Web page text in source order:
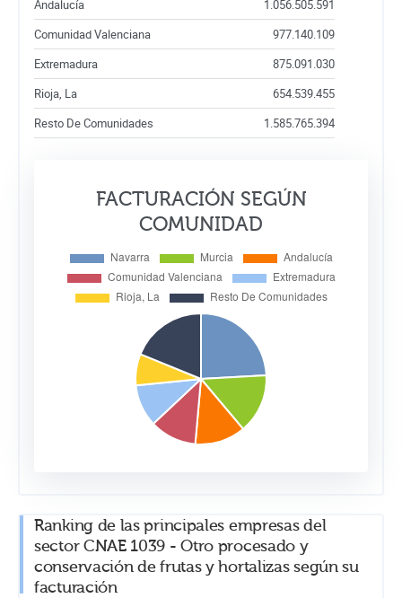
Andalucía
1.056.505.591
Comunidad Valenciana
977.140.109
Extremadura
875.091.030
Rioja, La
654.539.455
Resto De Comunidades
1.585.765.394
FACTURACIÓN SEGÚN
COMUNIDAD
Ranking de las principales empresas del
sector CNAE 1039 - Otro procesado y
conservación de frutas y hortalizas según su
facturación